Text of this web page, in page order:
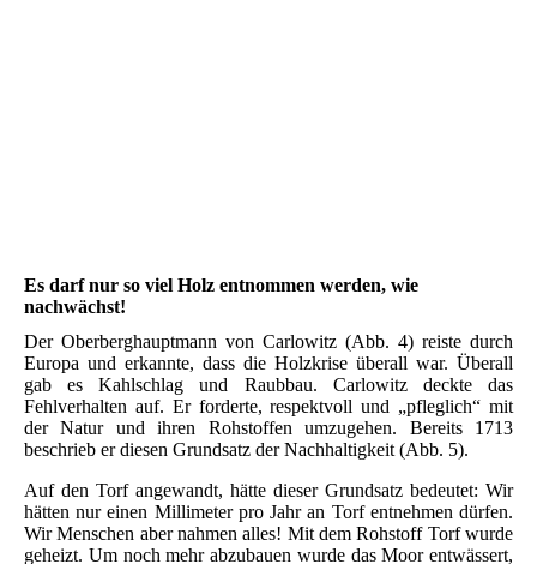
Es darf nur so viel Holz entnommen werden, wie
nachwächst!
Der Oberberghauptmann von Carlowitz (Abb. 4) reiste durch
Europa und erkannte, dass die Holzkrise überall war. Überall
gab es Kahlschlag und Raubbau. Carlowitz deckte das
Fehlverhalten auf. Er forderte, respektvoll und „pfleglich“ mit
der Natur und ihren Rohstoffen umzugehen. Bereits 1713
beschrieb er diesen Grundsatz der Nachhaltigkeit (Abb. 5).
Auf den Torf angewandt, hätte dieser Grundsatz bedeutet: Wir
hätten nur einen Millimeter pro Jahr an Torf entnehmen dürfen.
Wir Menschen aber nahmen alles! Mit dem Rohstoff Torf wurde
geheizt. Um noch mehr abzubauen wurde das Moor entwässert,